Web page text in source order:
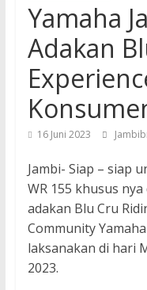
Yamaha
Adakan
16 Juni 2023
Jambi- Siap – siap
WR 155 khusus nya
adakan Blu Cru
Community
laksanakan di hari
2023.